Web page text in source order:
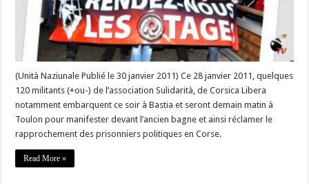
de
200
militants
en
soutien
aux
prisonniers
politiques
#Corse
Vidéo
photos
(Unità Naziunale Publié le 30 janvier 2011) Ce 28 janvier 2011, quelques
120 militants (+ou-) de l’association Sulidarità, de Corsica Libera
notamment embarquent ce soir à Bastia et seront demain matin à
Toulon pour manifester devant l’ancien bagne et ainsi réclamer le
rapprochement des prisonniers politiques en Corse.
Read More »